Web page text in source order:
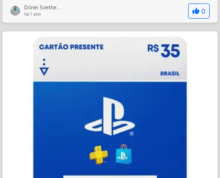
Dilnei Soethe...
há 1 ano 0